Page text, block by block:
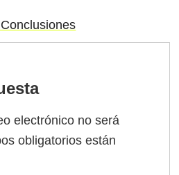
electrónico no será
obligatorios están